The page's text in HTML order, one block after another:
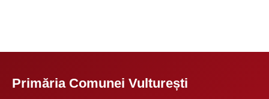
Primăria Comunei Vulturești